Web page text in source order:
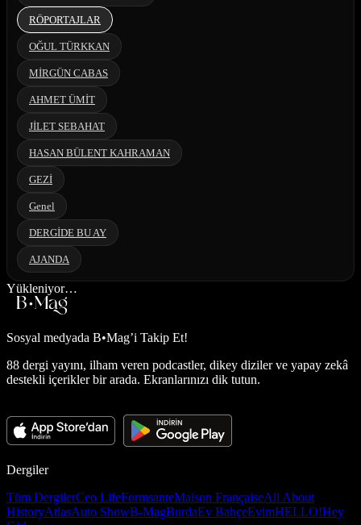
RÖPORTAJLAR
OĞUL TÜRKKAN
MİRGÜN CABAS
AHMET ÜMİT
JİLET SEBAHAT
HASAN BÜLENT KAHRAMAN
GEZİ
Genel
DERGİDE BU AY
AJANDA
Yükleniyor…
Sosyal medyada B•Mag’i Takip Et!
88 dergi yayını, ilham veren podcastler, dikey diziler ve yapay zekâ
destekli içerikler bir arada. Ekranlarınızı dik tutun.
Dergiler
Tüm DergilerCeo LifeFormsanteMaison FrançaiseAll About
HistoryAtlasAuto ShowB-MagBurdaEv BahçeEvimHELLO!Hey